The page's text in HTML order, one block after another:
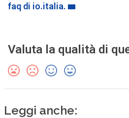
faq di io.italia.
Valuta la qualità di
Leggi anche: